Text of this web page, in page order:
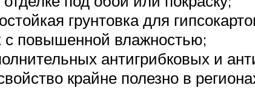
грунтовка для
с повышенной влажностью;
антигрибковых и
крайне полезно в